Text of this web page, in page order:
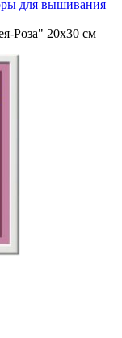
для вышивания
Роза" 20х30 см